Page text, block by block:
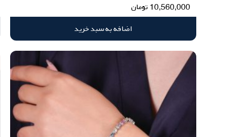
10,560,000 تومان
اضافه به سبد خرید